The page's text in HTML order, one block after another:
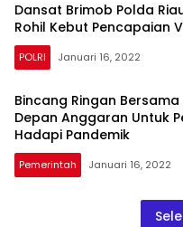
Dansat Brimob Polda
Rohil Kebut Pencapaian
POLRI Januari 16, 2022
kompas1net
Bincang Ringan
Depan Anggaran Untuk
Hadapi Pandemik
Pemerintah Januari 16, 2022